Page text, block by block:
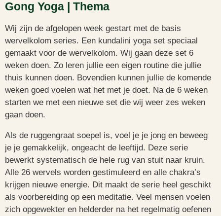
Gong Yoga | Thema
Wij zijn de afgelopen week gestart met de basis
wervelkolom series. Een kundalini yoga set speciaal
gemaakt voor de wervelkolom. Wij gaan deze set 6
weken doen. Zo leren jullie een eigen routine die jullie
thuis kunnen doen. Bovendien kunnen jullie de komende
weken goed voelen wat het met je doet. Na de 6 weken
starten we met een nieuwe set die wij weer zes weken
gaan doen.
Als de ruggengraat soepel is, voel je je jong en beweeg
je je gemakkelijk, ongeacht de leeftijd. Deze serie
bewerkt systematisch de hele rug van stuit naar kruin.
Alle 26 wervels worden gestimuleerd en alle chakra’s
krijgen nieuwe energie. Dit maakt de serie heel geschikt
als voorbereiding op een meditatie. Veel mensen voelen
zich opgewekter en helderder na het regelmatig oefenen